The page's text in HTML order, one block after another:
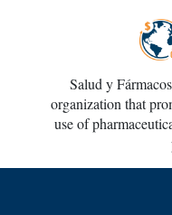
Salud y
organization that
use of